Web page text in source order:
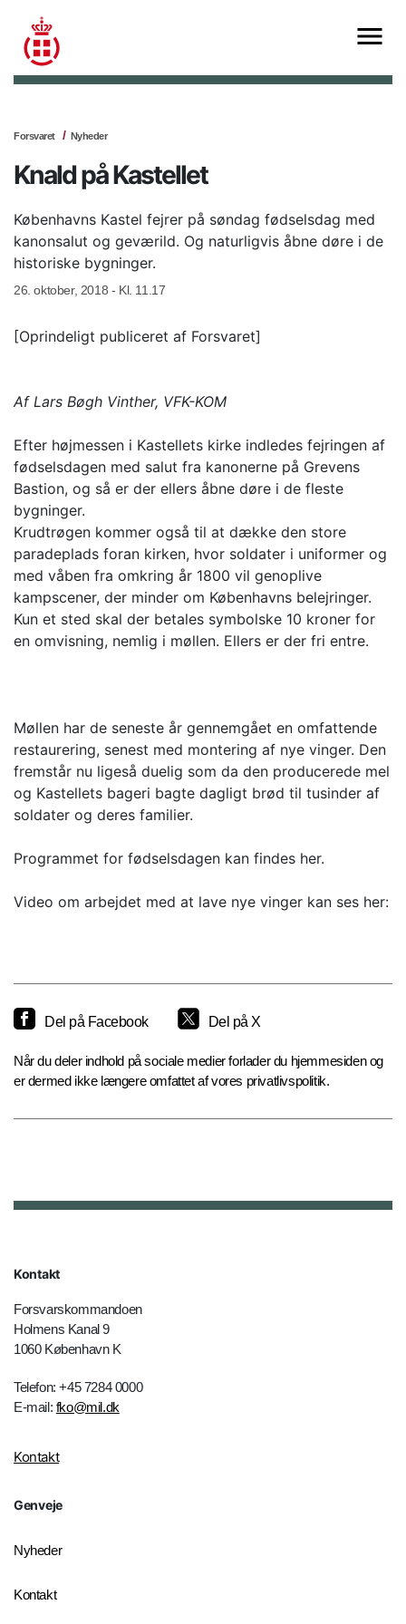
Forsvaret Nyheder
Knald på Kastellet
Københavns Kastel fejrer på søndag fødselsdag med
kanonsalut og geværild. Og naturligvis åbne døre i de
historiske bygninger.
26. oktober, 2018 - Kl. 11.17
[Oprindeligt publiceret af Forsvaret]
Af Lars Bøgh Vinther, VFK-KOM
Efter højmessen i Kastellets kirke indledes fejringen af
fødselsdagen med salut fra kanonerne på Grevens
Bastion, og så er der ellers åbne døre i de fleste
bygninger.
Krudtrøgen kommer også til at dække den store
paradeplads foran kirken, hvor soldater i uniformer og
med våben fra omkring år 1800 vil genoplive
kampscener, der minder om Københavns belejringer.
Kun et sted skal der betales symbolske 10 kroner for
en omvisning, nemlig i møllen. Ellers er der fri entre.
Møllen har de seneste år gennemgået en omfattende
restaurering, senest med montering af nye vinger. Den
fremstår nu ligeså duelig som da den producerede mel
og Kastellets bageri bagte dagligt brød til tusinder af
soldater og deres familier.
Programmet for fødselsdagen kan findes her.
Video om arbejdet med at lave nye vinger kan ses her:
Del på Facebook Del på X
Når du deler indhold på sociale medier forlader du hjemmesiden og
er dermed ikke længere omfattet af vores privatlivspolitik.
Kontakt
Forsvarskommandoen
Holmens Kanal 9
1060 København K
Telefon: +45 7284 0000
E-mail: fko@mil.dk
Kontakt
Genveje
Nyheder
Kontakt